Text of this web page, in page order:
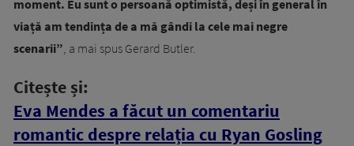
moment. Eu sunt o persoană optimistă, deși în general în
viață am tendința de a mă gândi la cele mai negre
scenarii”, a mai spus Gerard Butler.
Citește și:
Eva Mendes a făcut un comentariu
romantic despre relația cu Ryan Gosling